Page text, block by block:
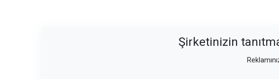
Şirketinizin